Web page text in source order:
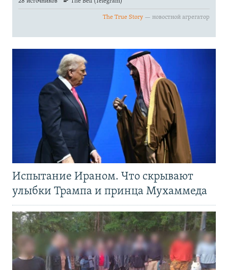
Испытание Ираном. Что скрывают
улыбки Трампа и принца Мухаммеда